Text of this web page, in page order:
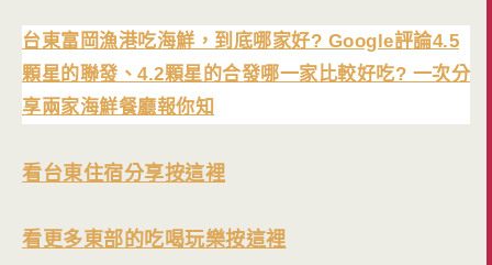
台東富岡漁港吃海鮮，到底哪家好? Google評論4.5
顆星的聯發、4.2顆星的合發哪一家比較好吃? 一次分
享兩家海鮮餐廳報你知
看台東住宿分享按這裡
看更多東部的吃喝玩樂按這裡